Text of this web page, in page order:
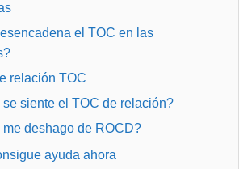
el TOC en las
relación TOC
se siente el TOC de relación?
me deshago de ROCD?
ayuda ahora